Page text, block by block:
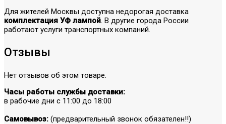
Для жителей Москвы доступна недорогая доставка
комплектация УФ лампой. В другие города России
работают услуги транспортных компаний.
Отзывы
Нет отзывов об этом товаре.
Часы работы службы доставки:
в рабочие дни с 11:00 до 18:00
Самовывоз: (предварительный звонок обязателен!!)